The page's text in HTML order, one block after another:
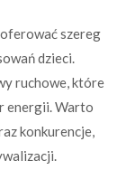
szereg
dzieci.
ruchowe, które
energii. Warto
konkurencje,